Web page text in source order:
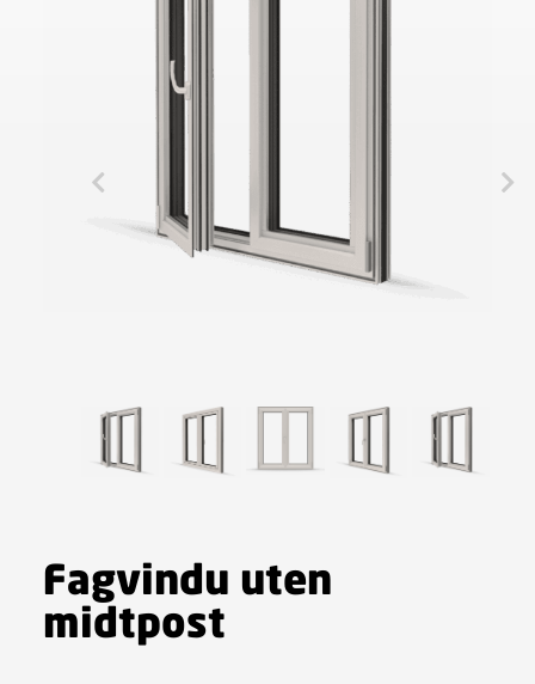
Fagvindu uten
midtpost